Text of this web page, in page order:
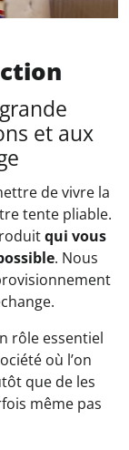
et aux
de vivre la
tente pliable.
qui vous
. Nous
rôle essentiel
où l’on
que de les
même pas